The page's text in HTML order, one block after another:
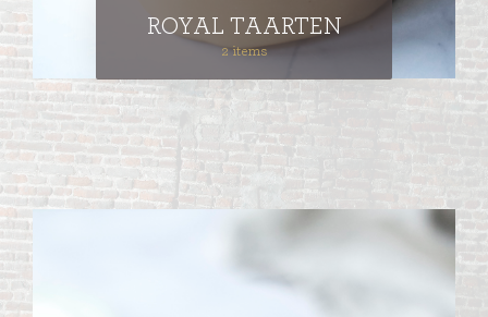
ROYAL TAARTEN
2 items